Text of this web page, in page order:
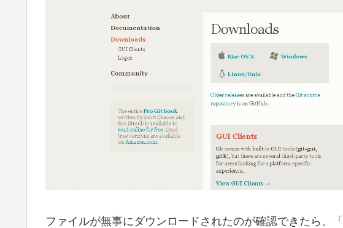
ファイルが無事にダウンロードされたのが確認できたら、「